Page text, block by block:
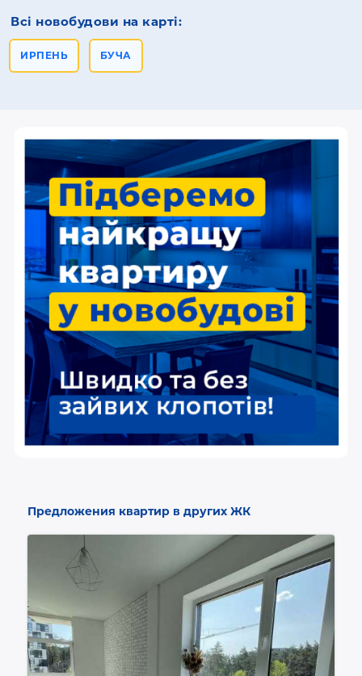
Всі новобудови на карті:
ИРПЕНЬ БУЧА
Предложения квартир в других ЖК